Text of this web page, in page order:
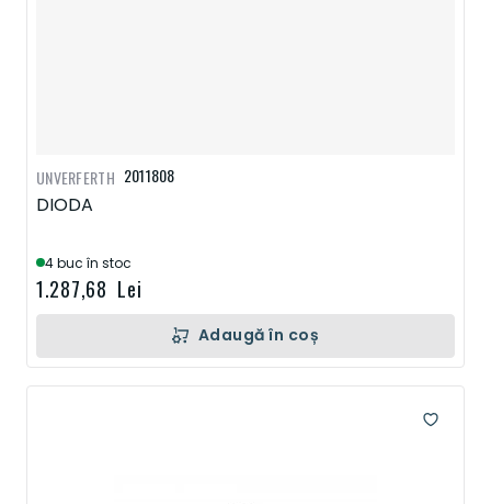
2011808
DIODA
4 buc în stoc
1.287,68 Lei
UNVERFERTH
Adaugă în coș